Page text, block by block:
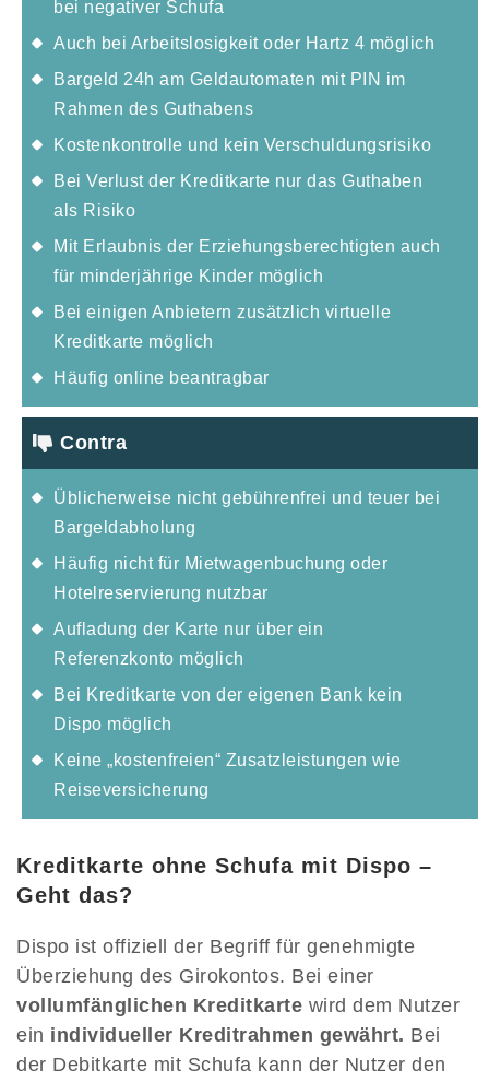
bei negativer Schufa
Auch bei Arbeitslosigkeit oder Hartz 4 möglich
Bargeld 24h am Geldautomaten mit PIN im
Rahmen des Guthabens
Kostenkontrolle und kein Verschuldungsrisiko
Bei Verlust der Kreditkarte nur das Guthaben
als Risiko
Mit Erlaubnis der Erziehungsberechtigten auch
für minderjährige Kinder möglich
Bei einigen Anbietern zusätzlich virtuelle
Kreditkarte möglich
Häufig online beantragbar
Contra
Üblicherweise nicht gebührenfrei und teuer bei
Bargeldabholung
Häufig nicht für Mietwagenbuchung oder
Hotelreservierung nutzbar
Aufladung der Karte nur über ein
Referenzkonto möglich
Bei Kreditkarte von der eigenen Bank kein
Dispo möglich
Keine „kostenfreien“ Zusatzleistungen wie
Reiseversicherung
Kreditkarte ohne Schufa mit Dispo –
Geht das?
Dispo ist offiziell der Begriff für genehmigte
Überziehung des Girokontos. Bei einer
vollumfänglichen Kreditkarte wird dem Nutzer
ein individueller Kreditrahmen gewährt. Bei
der Debitkarte mit Schufa kann der Nutzer den